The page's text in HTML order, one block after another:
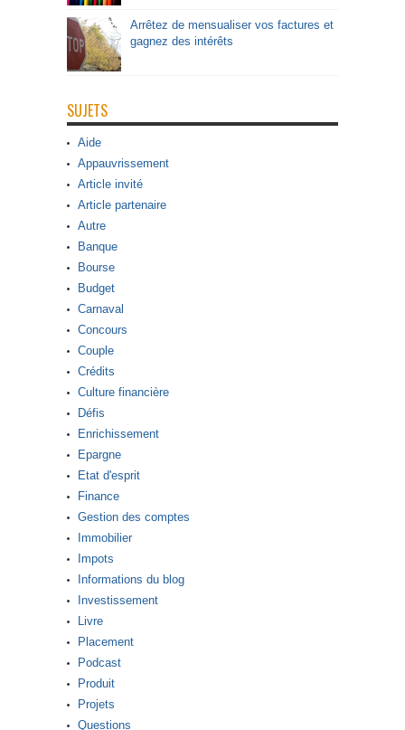
Arrêtez de mensualiser vos factures et
gagnez des intérêts
SUJETS
Aide
Appauvrissement
Article invité
Article partenaire
Autre
Banque
Bourse
Budget
Carnaval
Concours
Couple
Crédits
Culture financière
Défis
Enrichissement
Epargne
Etat d'esprit
Finance
Gestion des comptes
Immobilier
Impots
Informations du blog
Investissement
Livre
Placement
Podcast
Produit
Projets
Questions